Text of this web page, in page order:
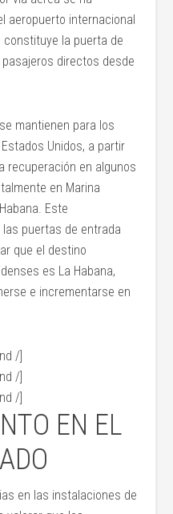
aeropuerto internacional
constituye la puerta de
directos desde
mantienen para los
Unidos, a partir
recuperación en algunos
en Marina
Este
puertas de entrada
que el destino
es La Habana,
e incrementarse en
/]
/]
/]
EN EL
en las instalaciones de